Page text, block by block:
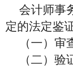
会计师事
定的法定鉴
（一）
（二）